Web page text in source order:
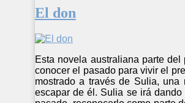
El don
Esta novela australiana parte
conocer el pasado para vivir el
mostrado a través de Sulia, una
escapar de él. Sulia se irá